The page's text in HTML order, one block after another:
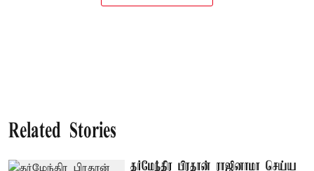
Related Stories
தர்மேந்திர பிரதான் ராஜினாமா செய்ய